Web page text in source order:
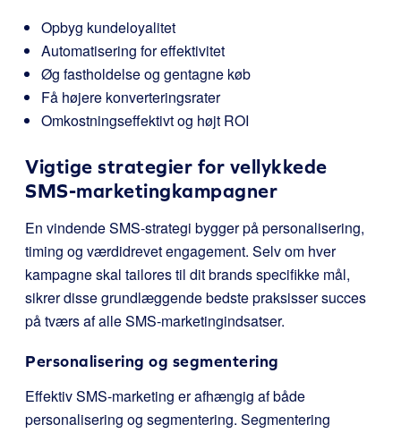
Opbyg kundeloyalitet
Automatisering for effektivitet
Øg fastholdelse og gentagne køb
Få højere konverteringsrater
Omkostningseffektivt og højt ROI
Vigtige strategier for vellykkede
SMS-marketingkampagner
En vindende SMS-strategi bygger på personalisering,
timing og værdidrevet engagement. Selv om hver
kampagne skal tailores til dit brands specifikke mål,
sikrer disse grundlæggende bedste praksisser succes
på tværs af alle SMS-marketingindsatser.
Personalisering og segmentering
Effektiv SMS-marketing er afhængig af både
personalisering og segmentering. Segmentering